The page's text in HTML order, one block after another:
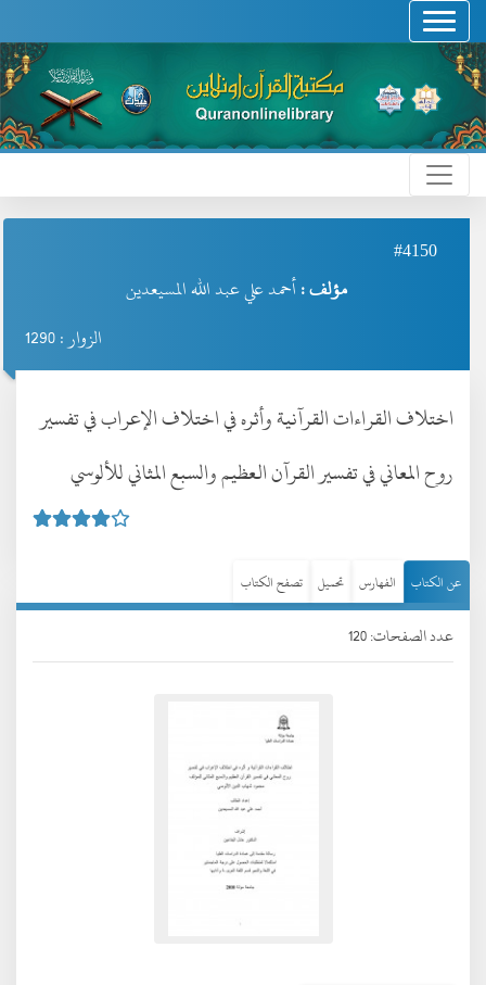
#4150
مؤلف :أحمد علي عبد الله المسيعدين
الزوار : 1290
اختلاف القراءات القرآنية وأثره في اختلاف الإعراب في تفسير
روح المعاني في تفسير القرآن العظيم والسبع المثاني للألوسي
عن الكتاب الفهارس تحميل تصفح الكتاب
عدد الصفحات: 120